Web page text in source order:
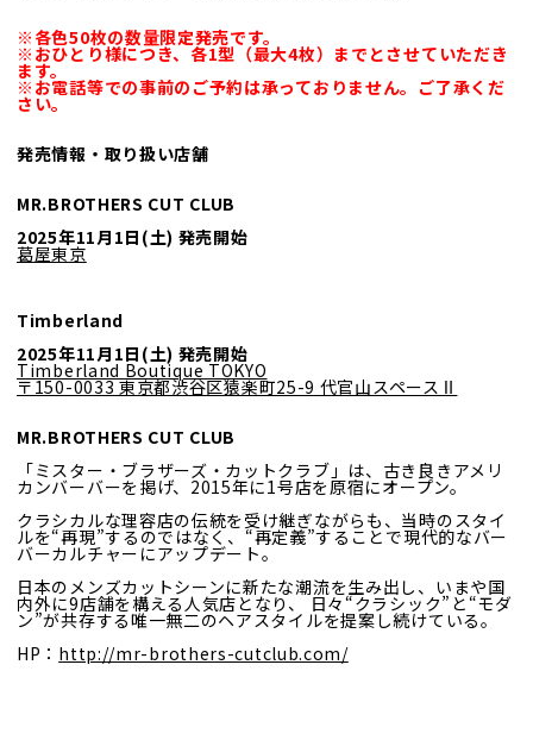
※各色50枚の数量限定発売です。
※おひとり様につき、各1型（最大4枚）までとさせていただき
ます。
※お電話等での事前のご予約は承っておりません。ご了承くだ
さい。
発売情報・取り扱い店舗
MR.BROTHERS CUT CLUB
2025年11月1日(土) 発売開始
葛屋東京
Timberland
2025年11月1日(土) 発売開始
Timberland Boutique TOKYO
〒150-0033 東京都渋谷区猿楽町25-9 代官山スペースⅡ
MR.BROTHERS CUT CLUB
「ミスター・ブラザーズ・カットクラブ」は、古き良きアメリ
カンバーバーを掲げ、2015年に1号店を原宿にオープン。
クラシカルな理容店の伝統を受け継ぎながらも、当時のスタイ
ルを“再現”するのではなく、 “再定義”することで現代的なバー
バーカルチャーにアップデート。
日本のメンズカットシーンに新たな潮流を生み出し、いまや国
内外に9店舗を構える人気店となり、 日々“クラシック”と“モダ
ン”が共存する唯一無二のヘアスタイルを提案し続けている。
HP： http://mr-brothers-cutclub.com/